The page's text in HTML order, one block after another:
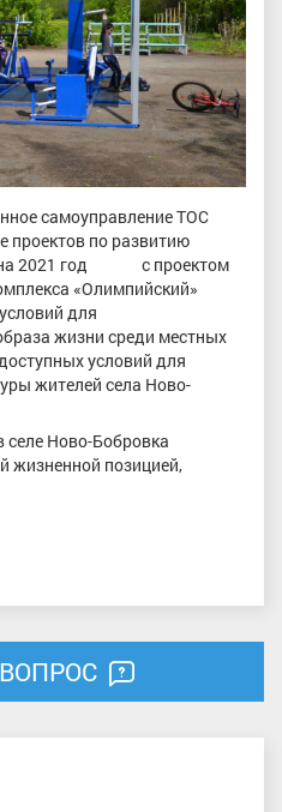
самоуправление ТОС
проектов по развитию
на 2021 год с проектом
«Олимпийский»
для
жизни среди местных
условий для
жителей села Ново-
селе Ново-Бобровка
жизненной позицией,